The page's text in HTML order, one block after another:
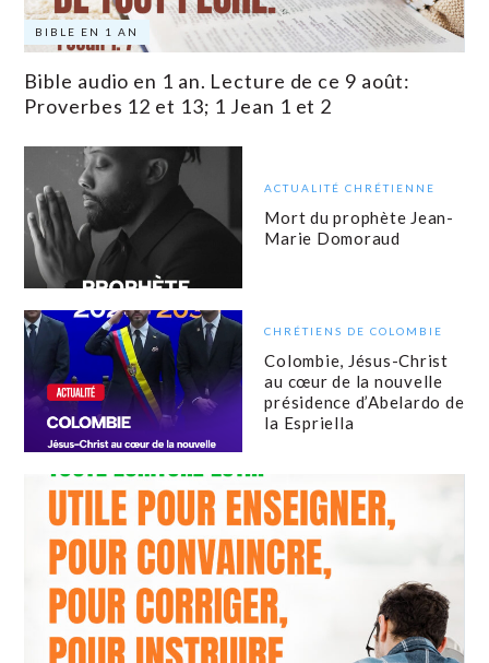
BIBLE EN 1 AN
Bible audio en 1 an. Lecture de ce 9 août:
Proverbes 12 et 13; 1 Jean 1 et 2
ACTUALITÉ CHRÉTIENNE
Mort du prophète Jean-
Marie Domoraud
CHRÉTIENS DE COLOMBIE
Colombie, Jésus-Christ
au cœur de la nouvelle
présidence d’Abelardo de
la Espriella